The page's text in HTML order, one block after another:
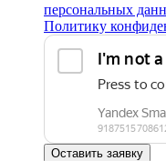
персональных
Политику
Оставить заявку